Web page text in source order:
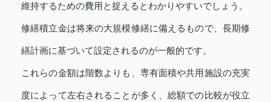
維持するための費用と捉えるとわかりやすいでしょう。
修繕積立金は将来の大規模修繕に備えるもので、長期修
繕計画に基づいて設定されるのが一般的です。
これらの金額は階数よりも、専有面積や共用施設の充実
度によって左右されることが多く、総額での比較が役立